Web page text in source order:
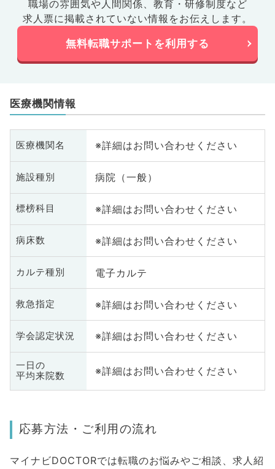
職場の雰囲気や人間関係、 教育・研修制度など
求人票に掲載されていない情報をお伝えします。
無料転職サポートを利用する
医療機関情報
医療機関名 ※詳細はお問い合わせください
施設種別 病院（一般）
標榜科目 ※詳細はお問い合わせください
病床数 ※詳細はお問い合わせください
カルテ種別 電子カルテ
救急指定 ※詳細はお問い合わせください
学会認定状況 ※詳細はお問い合わせください
一日の
平均来院数
※詳細はお問い合わせください
応募方法・ご利用の流れ
マイナビDOCTORでは転職のお悩みやご相談、求人紹